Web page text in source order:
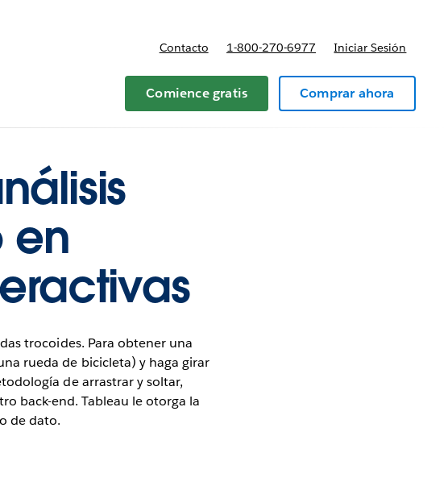
for Planes y precios
Contacto 1-800-270-6977 Iniciar Sesión
Comience gratis Comprar ahora
en
trocoides. Para obtener una
rueda de bicicleta) y haga girar
de arrastrar y soltar,
back-end. Tableau le otorga la
de dato.